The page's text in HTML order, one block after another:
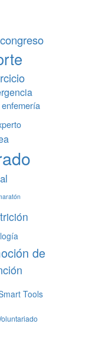
congreso
enfemería
de
Tools